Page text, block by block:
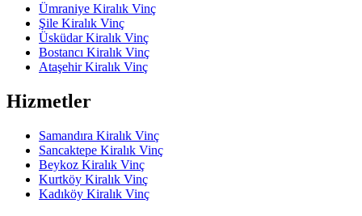
Ümraniye Kiralık Vinç
Şile Kiralık Vinç
Üsküdar Kiralık Vinç
Bostancı Kiralık Vinç
Ataşehir Kiralık Vinç
Hizmetler
Samandıra Kiralık Vinç
Sancaktepe Kiralık Vinç
Beykoz Kiralık Vinç
Kurtköy Kiralık Vinç
Kadıköy Kiralık Vinç